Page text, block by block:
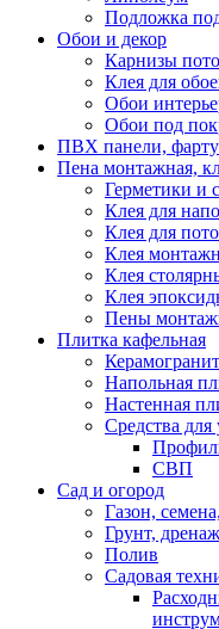
Подложка
Обои и декор
Карнизы
Клея для
Обои
Обои под
ПВХ панели,
Пена монтажная,
Герметики и
Клея для
Клея для
Клея
Клея
Клея
Пены
Плитка кафельная
Керамогранит
Напольная
Настенная
Средства
СВП
Сад и огород
Газон,
Грунт, дренаж
Полив
Садовая